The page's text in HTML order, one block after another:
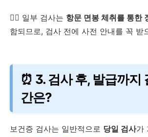
👩‍⚕️ 일부 검사는 항문 면봉 체취를 통한
함되므로, 검사 전에 사전 안내를 꼭 받
⏰ 3. 검사 후, 발급까지
간은?
보건증 검사는 일반적으로 당일 검사가